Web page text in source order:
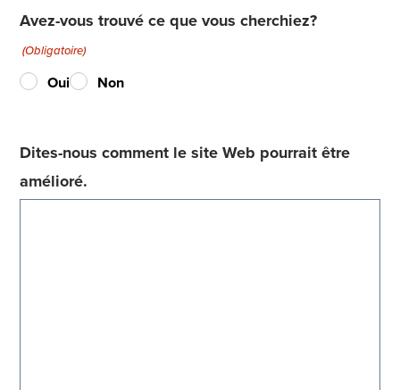
Avez-vous trouvé ce que vous cherchiez?
(Obligatoire)
Oui Non
Dites-nous comment le site Web pourrait être
amélioré.